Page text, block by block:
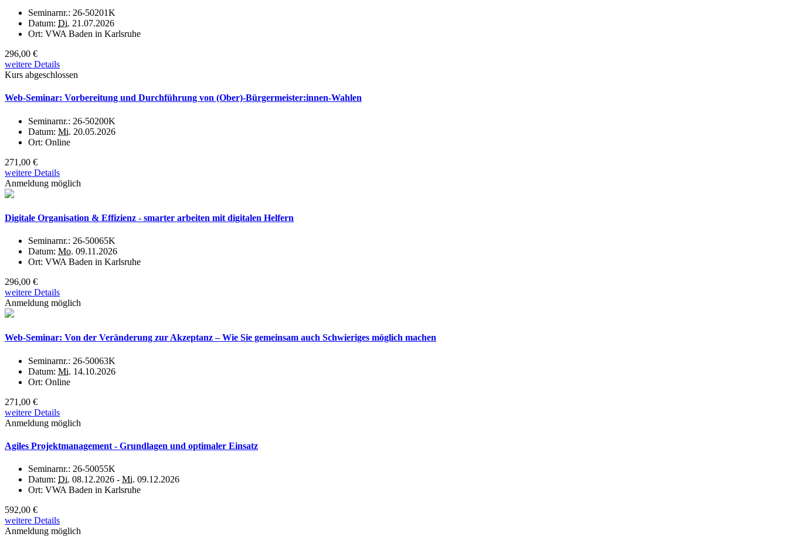
Seminarnr.: 26-50201K
Datum: Di. 21.07.2026
Ort: VWA Baden in Karlsruhe
296,00 €
weitere Details
Kurs abgeschlossen
Web-Seminar: Vorbereitung und Durchführung von (Ober)-Bürgermeister:innen-Wahlen
Seminarnr.: 26-50200K
Datum: Mi. 20.05.2026
Ort: Online
271,00 €
weitere Details
Anmeldung möglich
Digitale Organisation & Effizienz - smarter arbeiten mit digitalen Helfern
Seminarnr.: 26-50065K
Datum: Mo. 09.11.2026
Ort: VWA Baden in Karlsruhe
296,00 €
weitere Details
Anmeldung möglich
Web-Seminar: Von der Veränderung zur Akzeptanz – Wie Sie gemeinsam auch Schwieriges möglich machen
Seminarnr.: 26-50063K
Datum: Mi. 14.10.2026
Ort: Online
271,00 €
weitere Details
Anmeldung möglich
Agiles Projektmanagement - Grundlagen und optimaler Einsatz
Seminarnr.: 26-50055K
Datum: Di. 08.12.2026 - Mi. 09.12.2026
Ort: VWA Baden in Karlsruhe
592,00 €
weitere Details
Anmeldung möglich